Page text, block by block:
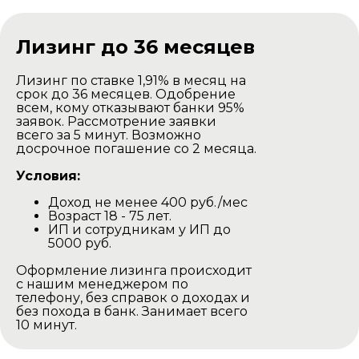
Лизинг до 36 месяцев
Лизинг по ставке 1,91% в месяц на
срок до 36 месяцев. Одобрение
всем, кому отказывают банки 95%
заявок. Рассмотрение заявки
всего за 5 минут. Возможно
досрочное погашение со 2 месяца.
Условия:
Доход не менее 400 руб./мес
Возраст 18 - 75 лет.
ИП и сотрудникам у ИП до
5000 руб.
Оформление лизинга происходит
с нашим менеджером по
телефону, без справок о доходах и
без похода в банк. Занимает всего
10 минут.
сборки
Баня доставляется в разобранном
виде на тентованной газеле.
Наша газель проезжаедет в любом
дачном участке.
Выгрузка производится своими
силами.
Минск и Минская область
Цена доставки -